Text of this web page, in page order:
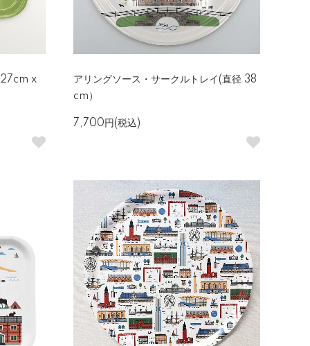
x
アリングソース・サークルトレイ(直径 38
cm）
7,700円(税込)